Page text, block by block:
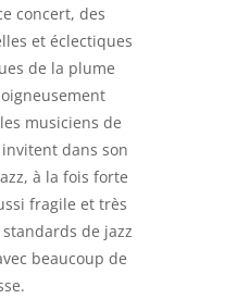
concert, des
et éclectiques
de la plume
musiciens de
dans son
à la fois forte
fragile et très
de jazz
beaucoup de